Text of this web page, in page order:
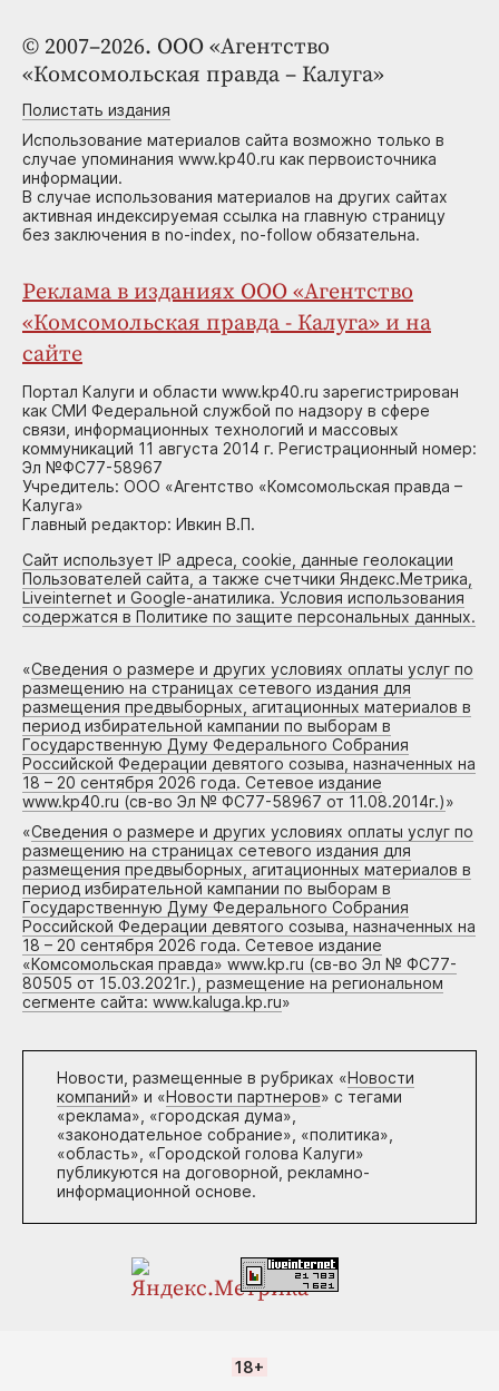
© 2007–2026. ООО «Агентство
«Комсомольская правда – Калуга»
Полистать издания
Использование материалов сайта возможно только в
случае упоминания www.kp40.ru как первоисточника
информации.
В случае использования материалов на других сайтах
активная индексируемая ссылка на главную страницу
без заключения в no-index, no-follow обязательна.
Реклама в изданиях ООО «Агентство
«Комсомольская правда - Калуга» и на
сайте
Портал Калуги и области www.kp40.ru зарегистрирован
как СМИ Федеральной службой по надзору в сфере
связи, информационных технологий и массовых
коммуникаций 11 августа 2014 г. Регистрационный номер:
Эл №ФС77-58967
Учредитель: ООО «Агентство «Комсомольская правда –
Калуга»
Главный редактор: Ивкин В.П.
Сайт использует IP адреса, cookie, данные геолокации
Пользователей сайта, а также счетчики Яндекс.Метрика,
Liveinternet и Google-анатилика. Условия использования
содержатся в Политике по защите персональных данных.
«Сведения о размере и других условиях оплаты услуг по
размещению на страницах сетевого издания для
размещения предвыборных, агитационных материалов в
период избирательной кампании по выборам в
Государственную Думу Федерального Собрания
Российской Федерации девятого созыва, назначенных на
18 – 20 сентября 2026 года. Сетевое издание
www.kp40.ru (св-во Эл № ФС77-58967 от 11.08.2014г.)»
«Сведения о размере и других условиях оплаты услуг по
размещению на страницах сетевого издания для
размещения предвыборных, агитационных материалов в
период избирательной кампании по выборам в
Государственную Думу Федерального Собрания
Российской Федерации девятого созыва, назначенных на
18 – 20 сентября 2026 года. Сетевое издание
«Комсомольская правда» www.kp.ru (св-во Эл № ФС77-
80505 от 15.03.2021г.), размещение на региональном
сегменте сайта: www.kaluga.kp.ru»
Новости, размещенные в рубриках «Новости
компаний» и «Новости партнеров» с тегами
«реклама», «городская дума»,
«законодательное собрание», «политика»,
«область», «Городской голова Калуги»
публикуются на договорной, рекламно-
информационной основе.
18+